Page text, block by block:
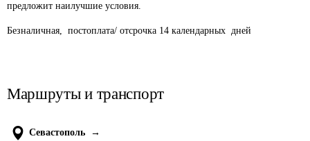
предложит наилучшие условия.
Безналичная,  постоплата/ отсрочка 14 календарных  дней
Маршруты и транспорт
Севастополь →